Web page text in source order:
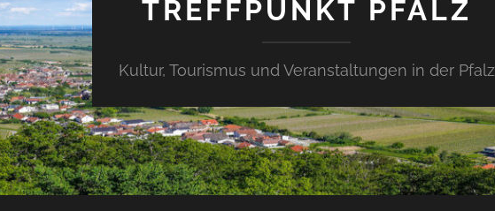
TREFFPUNKT PFALZ
Kultur, Tourismus und Veranstaltungen in der Pfalz